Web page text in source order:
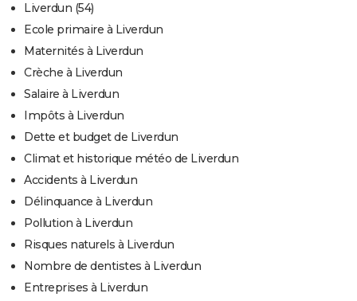
Liverdun (54)
Ecole primaire à Liverdun
Maternités à Liverdun
Crèche à Liverdun
Salaire à Liverdun
Impôts à Liverdun
Dette et budget de Liverdun
Climat et historique météo de Liverdun
Accidents à Liverdun
Délinquance à Liverdun
Pollution à Liverdun
Risques naturels à Liverdun
Nombre de dentistes à Liverdun
Entreprises à Liverdun